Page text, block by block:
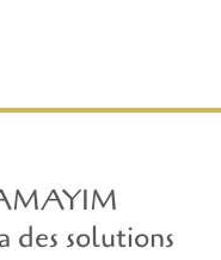
des solutions